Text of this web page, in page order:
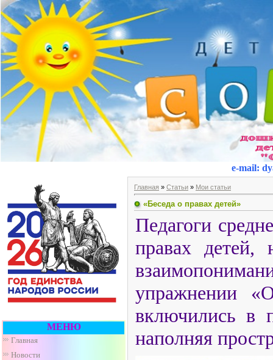
e-mail:
МЕНЮ
Главная
Новости
Главная » Статьи » Мои статьи
«Беседа о правах детей»
Педагоги
правах детей,
упражнении
включились в
наполняя